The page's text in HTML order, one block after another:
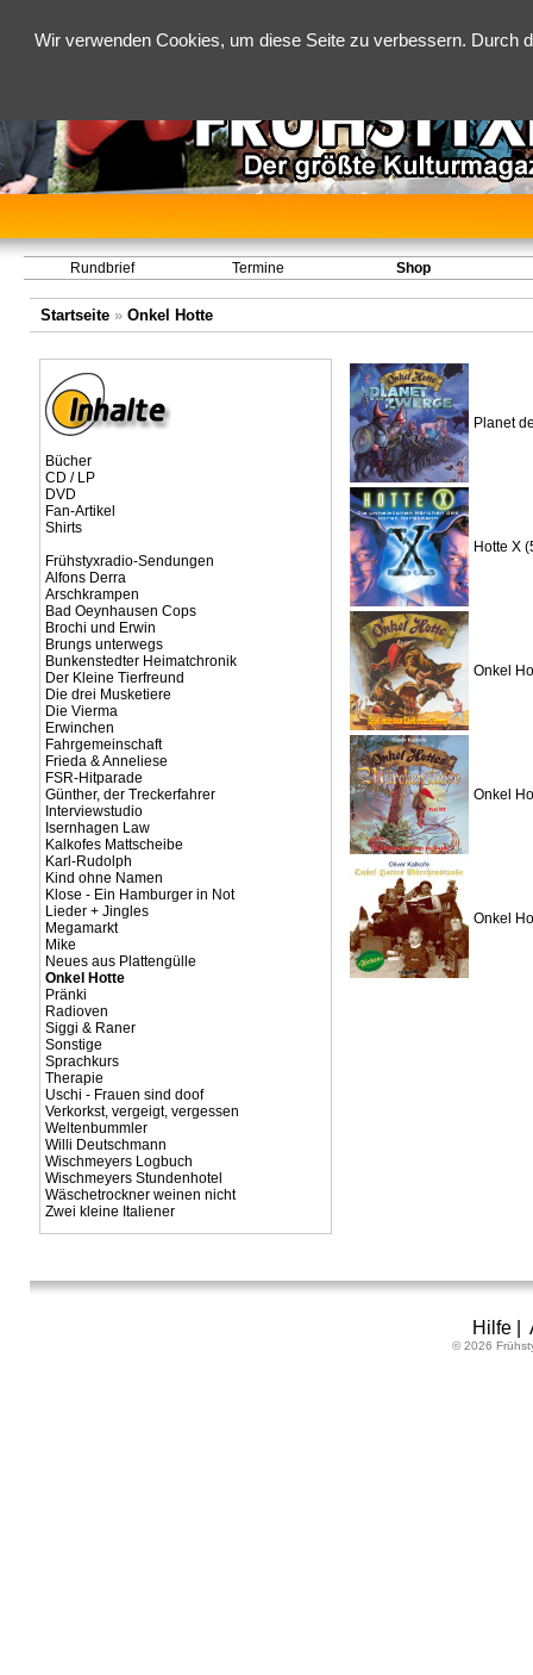
Wir verwenden Cookies, um diese Seite zu verbessern.
Rundbrief Termine Shop
Startseite» Onkel Hotte
Bücher
CD / LP
DVD
Fan-Artikel
Shirts
Frühstyxradio-Sendungen
Alfons Derra
Arschkrampen
Bad Oeynhausen Cops
Brochi und Erwin
Brungs unterwegs
Bunkenstedter Heimatchronik
Der Kleine Tierfreund
Die drei Musketiere
Die Vierma
Erwinchen
Fahrgemeinschaft
Frieda & Anneliese
FSR-Hitparade
Günther, der Treckerfahrer
Interviewstudio
Isernhagen Law
Kalkofes Mattscheibe
Karl-Rudolph
Kind ohne Namen
Klose - Ein Hamburger in Not
Lieder + Jingles
Megamarkt
Mike
Neues aus Plattengülle
Onkel Hotte
Pränki
Radioven
Siggi & Raner
Sonstige
Sprachkurs
Therapie
Uschi - Frauen sind doof
Verkorkst, vergeigt, vergessen
Weltenbummler
Willi Deutschmann
Wischmeyers Logbuch
Wischmeyers Stundenhotel
Wäschetrockner weinen nicht
Zwei kleine Italiener
Planet
Hotte X
Onkel
Onkel
Onkel
Hilfe|
© 2026